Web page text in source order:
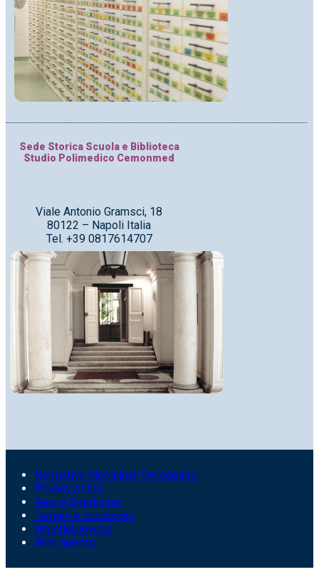
Sede Storica Scuola e Biblioteca
Studio Polimedico Cemonmed
Viale Antonio Gramsci, 18
80122 – Napoli Italia
Tel. +39 0817614707
Normativa Medicinali Omeopatici
Privacy policy
Resi e Spedizioni
Termini e condizioni
Whistleblowing
Web agency